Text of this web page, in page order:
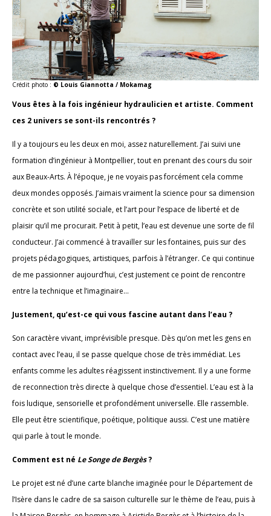
Crédit photo : © Louis Giannotta / Mokamag
Vous êtes à la fois ingénieur hydraulicien et artiste. Comment
ces 2 univers se sont-ils rencontrés ?
Il y a toujours eu les deux en moi, assez naturellement. J’ai suivi une
formation d’ingénieur à Montpellier, tout en prenant des cours du soir
aux Beaux-Arts. À l’époque, je ne voyais pas forcément cela comme
deux mondes opposés. J’aimais vraiment la science pour sa dimension
concrète et son utilité sociale, et l’art pour l’espace de liberté et de
plaisir qu’il me procurait. Petit à petit, l’eau est devenue une sorte de fil
conducteur. J’ai commencé à travailler sur les fontaines, puis sur des
projets pédagogiques, artistiques, parfois à l’étranger. Ce qui continue
de me passionner aujourd’hui, c’est justement ce point de rencontre
entre la technique et l’imaginaire…
Justement, qu’est-ce qui vous fascine autant dans l’eau ?
Son caractère vivant, imprévisible presque. Dès qu’on met les gens en
contact avec l’eau, il se passe quelque chose de très immédiat. Les
enfants comme les adultes réagissent instinctivement. Il y a une forme
de reconnection très directe à quelque chose d’essentiel. L’eau est à la
fois ludique, sensorielle et profondément universelle. Elle rassemble.
Elle peut être scientifique, poétique, politique aussi. C’est une matière
qui parle à tout le monde.
Comment est né Le Songe de Bergès?
Le projet est né d’une carte blanche imaginée pour le Département de
l’Isère dans le cadre de sa saison culturelle sur le thème de l’eau, puis à